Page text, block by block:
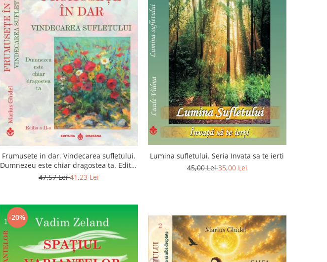
Frumusete in dar. Vindecarea sufletului.
Dumnezeu este chiar dragostea ta. Editia
a 2-a
47,57 Lei41,23 Lei
Lumina sufletului. Seria Invata sa te ierti
45,00 Lei35,00 Lei
-20%